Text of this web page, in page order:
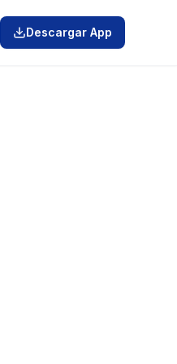
Descargar App